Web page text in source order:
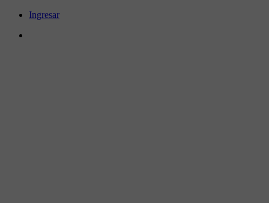
Ingresar